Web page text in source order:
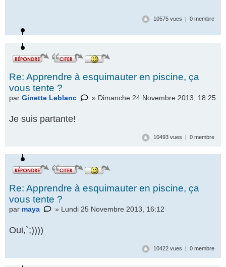
10575 vues | 0 membre
Re: Apprendre à esquimauter en piscine, ça
vous tente ?
par Ginette Leblanc » Dimanche 24 Novembre 2013, 18:25
Je suis partante!
10493 vues | 0 membre
Re: Apprendre à esquimauter en piscine, ça
vous tente ?
par maya » Lundi 25 Novembre 2013, 16:12
Oui,`;))))
10422 vues | 0 membre
Répondre